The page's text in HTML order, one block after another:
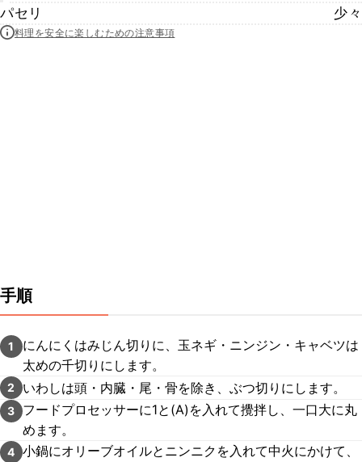
パセリ
少々
料理を安全に楽しむための注意事項
手順
1
にんにくはみじん切りに、玉ネギ・ニンジン・キャベツは
太めの千切りにします。
2 いわしは頭・内臓・尾・骨を除き、ぶつ切りにします。
3
フードプロセッサーに1と(A)を入れて攪拌し、一口大に丸
めます。
4 小鍋にオリーブオイルとニンニクを入れて中火にかけて、